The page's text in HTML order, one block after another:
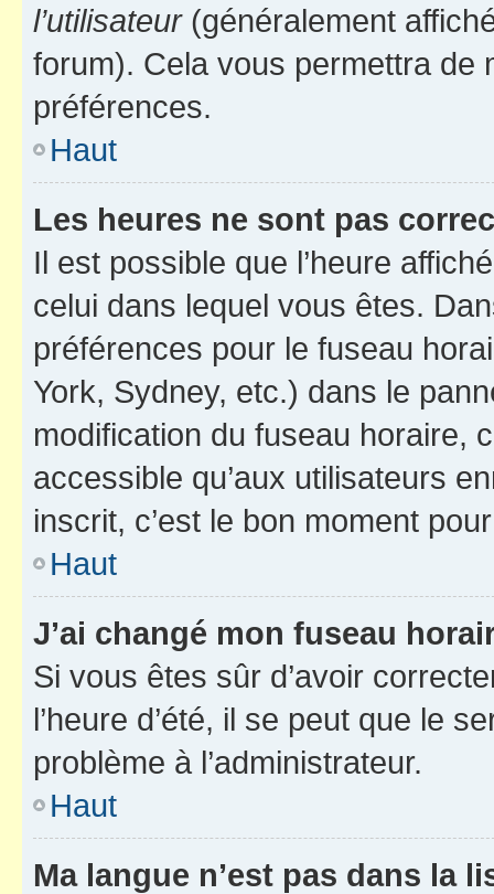
l’utilisateur(généralement
forum). Cela vous permettra de
préférences.
Haut
Les heures ne sont pas
Il est possible que l’heure
celui dans lequel vous êtes.
préférences pour le fuseau
York, Sydney, etc.) dans le
modification du fuseau horaire,
accessible qu’aux utilisateurs
inscrit, c’est le bon moment
Haut
J’ai changé mon fuseau
Si vous êtes sûr d’avoir
l’heure d’été, il se peut que le
problème à l’administrateur.
Haut
Ma langue n’est pas dans la